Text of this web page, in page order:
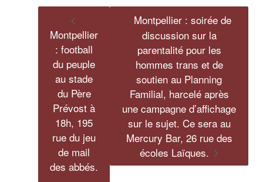
Montpellier
: football
du peuple
au stade
du Père
Prévost à
18h, 195
rue du jeu
de mail
des abbés.
Montpellier : soirée de
discussion sur la
parentalité pour les
hommes trans et de
soutien au Planning
Familial, harcelé après
une campagne d’affichage
sur le sujet. Ce sera au
Mercury Bar, 26 rue des
écoles Laïques.